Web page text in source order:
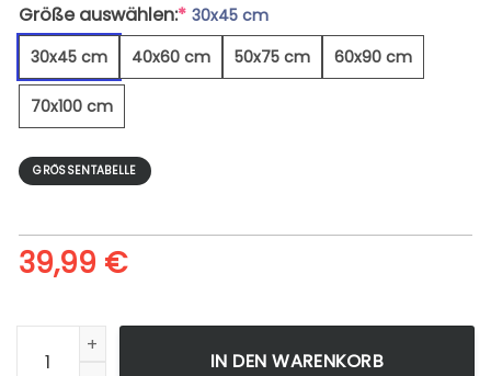
Größe auswählen:* 30x45 cm
30x45 cm
40x60 cm 50x75 cm 60x90 cm
70x100 cm
GRÖSSENTABELLE
39,99 €
Armenien K7 Kapan Syunik Wald Hayk 2 - Leinwandbild
IN DEN WARENKORB